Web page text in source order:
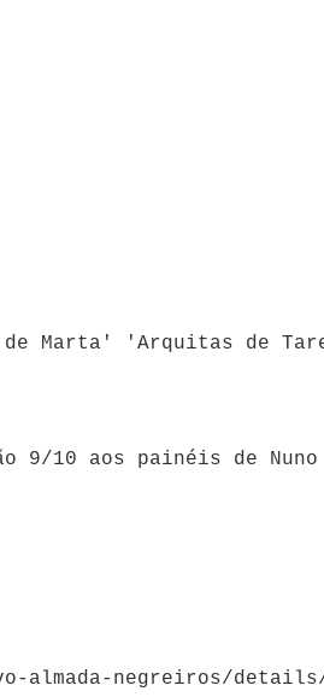
9/10 aos painéis de
almada-negreiros/details/